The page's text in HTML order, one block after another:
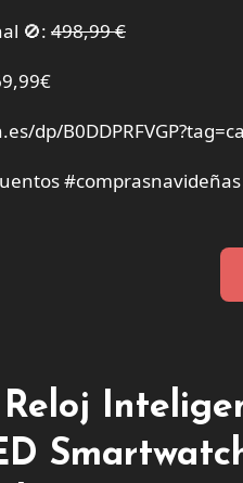
🚫: 498,99 €
dp/
#comprasnavideñas
Reloj